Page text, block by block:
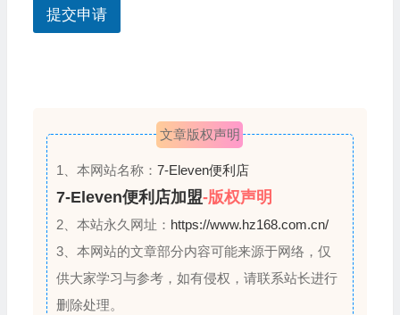
+
他
问
提交申请
文章版权声明
1、本网站名称： 7-Eleven便利店
7-Eleven便利店加盟-版权声明
2、本站永久网址： https://www.hz168.com.cn/
3、本网站的文章部分内容可能来源于网络，仅
供大家学习与参考，如有侵权，请联系站长进行
删除处理。